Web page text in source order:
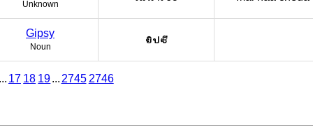
Unknown
Gipsy
Noun
ยิปซี
17 18 19... 2745 2746